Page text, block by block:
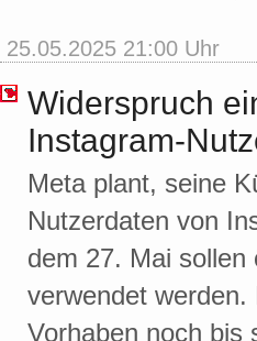
25.05.2025 21:00 Uhr
Widerspruch
Instagram-
Meta plant, seine
Nutzerdaten von
dem 27. Mai
verwendet
Vorhaben noch bis